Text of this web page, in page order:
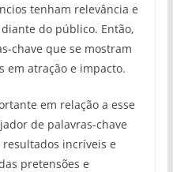
tenham relevância e
do público. Então,
chave que se mostram
em atração e impacto.
em relação a esse
de palavras-chave
incríveis e
pretensões e